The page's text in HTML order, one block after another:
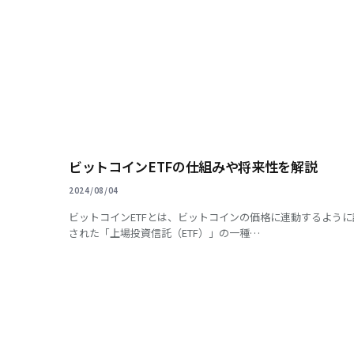
ビットコインETFの仕組みや将来性を解説
2024/08/04
ビットコインETFとは、ビットコインの価格に連動するよう
された「上場投資信託（ETF）」の一種…